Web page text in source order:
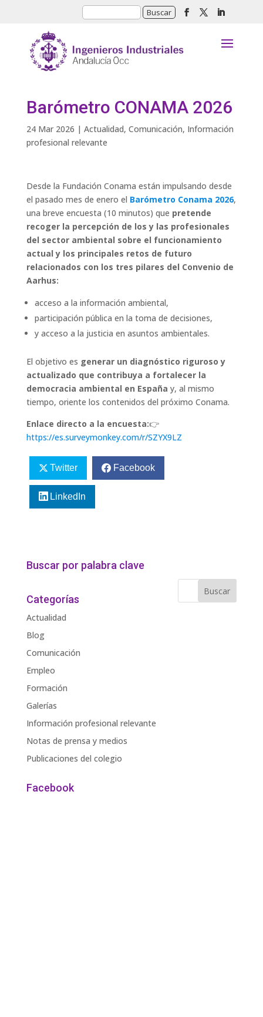
Barómetro CONAMA 2026
24 Mar 2026 | Actualidad, Comunicación, Información
profesional relevante
Desde la Fundación Conama están impulsando desde
el pasado mes de enero el Barómetro Conama 2026,
una breve encuesta (10 minutos) que pretende
recoger la percepción de los y las profesionales
del sector ambiental sobre el funcionamiento
actual y los principales retos de futuro
relacionados con los tres pilares del Convenio de
Aarhus:
acceso a la información ambiental,
participación pública en la toma de decisiones,
y acceso a la justicia en asuntos ambientales.
El objetivo es generar un diagnóstico riguroso y
actualizado que contribuya a fortalecer la
democracia ambiental en España y, al mismo
tiempo, oriente los contenidos del próximo Conama.
Enlace directo a la encuesta:👉
https://es.surveymonkey.com/r/SZYX9LZ
Twitter Facebook
LinkedIn
Buscar por palabra clave
Categorías
Actualidad
Blog
Comunicación
Empleo
Formación
Galerías
Información profesional relevante
Notas de prensa y medios
Publicaciones del colegio
Facebook